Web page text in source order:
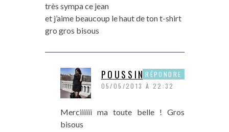
très sympa ce jean
et j’aime beaucoup le haut de ton t-shirt
gro gros bisous
POUSSINE
05/05/2013 À 22:32
Merciiiiii ma toute belle ! Gros
bisous
RÉPONDRE